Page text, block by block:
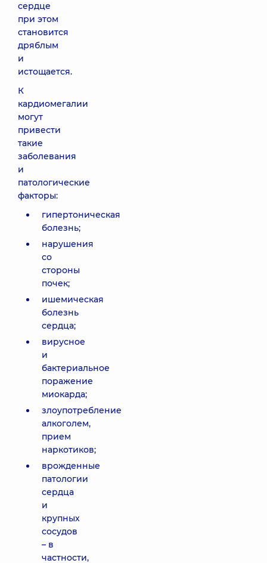
сердце
при этом
становится
дряблым
и
истощается.
К
кардиомегалии
могут
привести
такие
заболевания
и
патологические
факторы:
гипертоническая
болезнь;
нарушения
со
стороны
почек;
ишемическая
болезнь
сердца;
вирусное
и
бактериальное
поражение
миокарда;
злоупотребление
алкоголем,
прием
наркотиков;
врожденные
патологии
сердца
и
крупных
сосудов
– в
частности,